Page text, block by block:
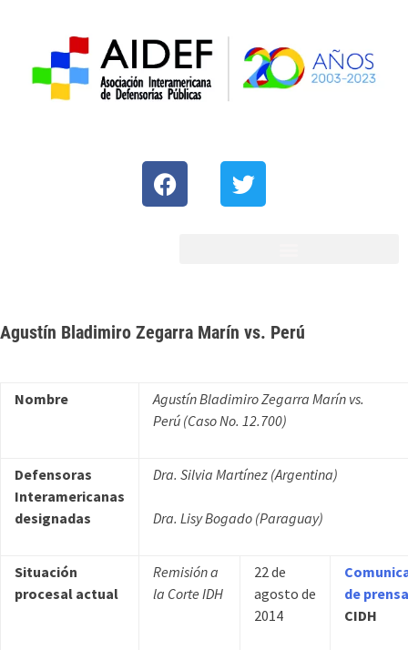
Agustín Bladimiro Zegarra Marín vs. Perú
Nombre
Agustín Bladimiro Zegarra Marín vs.
Perú (Caso No. 12.700)
Defensoras
Interamericanas
designadas
Dra. Silvia Martínez (Argentina)
Dra. Lisy Bogado (Paraguay)
Situación
procesal actual
Remisión a
la Corte IDH
22 de
agosto de
2014
de prensa
CIDH